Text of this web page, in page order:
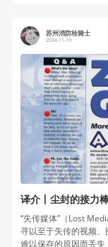
苏州消防栓骑士
2024-11-19
译介丨尘封的接力
“失传媒体”（Lost
寻以至于失传的视频
难以保存的原因而丢